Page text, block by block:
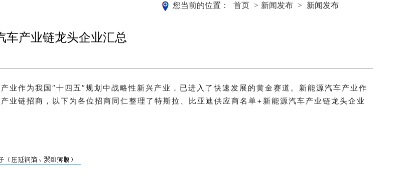
您当前的位置： 首页 > 新闻发布 > 新闻发布
车产业链龙头企业汇总
业作为我国“十四五”规划中战略性新兴产业，已进入了快速发展的黄金赛道。新能源汽车产业作
业链招商，以下为各位招商同仁整理了特斯拉、比亚迪供应商名单+新能源汽车产业链龙头企业